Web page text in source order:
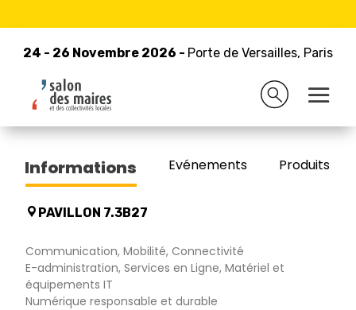
24 - 26 Novembre 2026 - Porte de Versailles, Paris
24 - 26 Novembre 2026 - Porte de Versailles, Paris
Retour à la liste des exposants
TDF
Informations Evénements Produits/
PAVILLON 7.3B27
Communication, Mobilité, Connectivité
E-administration, Services en Ligne, Matériel et
équipements IT
Numérique responsable et durable